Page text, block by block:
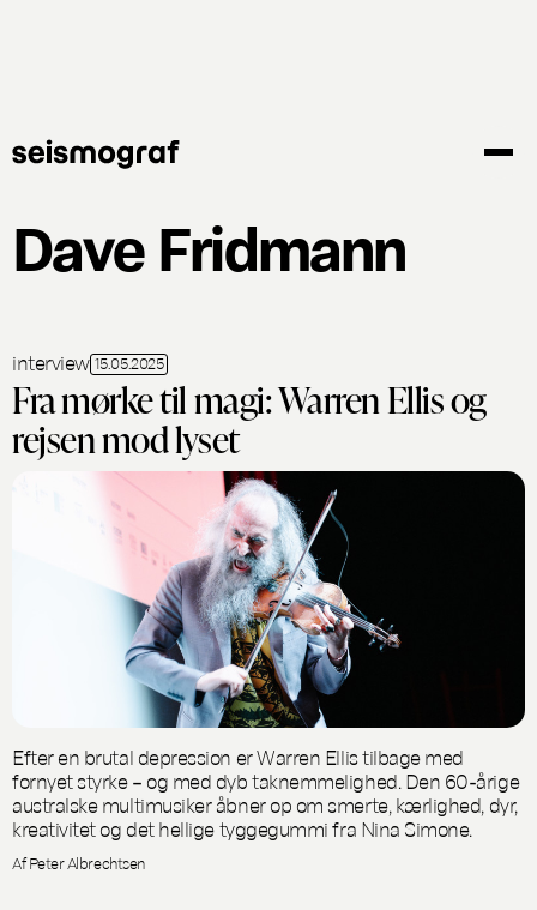
Dave Fridmann
interview 15.05.2025
Fra mørke til magi: Warren Ellis og
rejsen mod lyset
Efter en brutal depression er Warren Ellis tilbage med
fornyet styrke – og med dyb taknemmelighed. Den 60-årige
australske multimusiker åbner op om smerte, kærlighed, dyr,
kreativitet og det hellige tyggegummi fra Nina Simone.
Af Peter Albrechtsen